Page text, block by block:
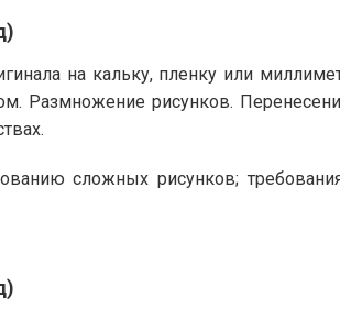
на кальку, пленку или
Размножение рисунков.
сложных рисунков;